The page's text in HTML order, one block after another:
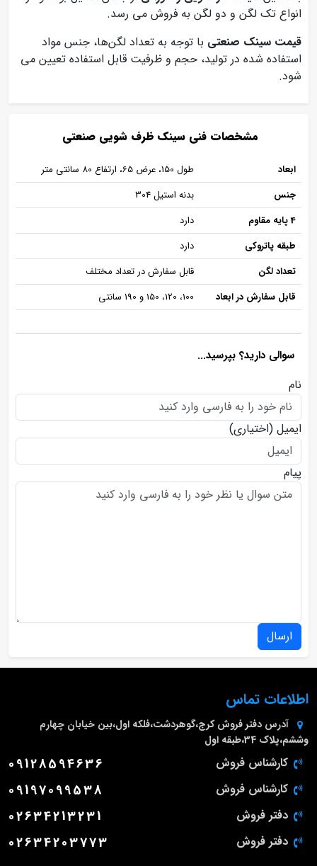
انواع تک لگن و دو لگن به فروش می رسد.
قیمت سینک صنعتی با توجه به تعداد لگن‌ها، جنس مواد
استفاده شده در تولید، حجم و ظرفیت قابل استفاده تعیین می
شود.
مشخصات فنی سینک ظرف شویی صنعتی
ابعاد
طول 150، عرض 65، ارتفاع 80 سانتی متر
جنس
بدنه استیل 304
4 پایه مقاوم
دارد
طبقه پاتروکی
دارد
تعداد لگن
قابل سفارش در تعداد مختلف
قابل سفارش در ابعاد
100، 120، 150 و 190 سانتی
سوالی دارید؟ بپرسید...
نام
ایمیل (اختیاری)
پیام
ارسال
اطلاعات تماس
آدرس دفتر فروش کرج،گوهردشت،فلکه اول،بین خیابان چهارم
وششم،پلاک 34،طبقه اول
کارشناس فروش 09128594636
کارشناس فروش 09197099538
دفتر فروش 02634213231
دفتر فروش 02634203773